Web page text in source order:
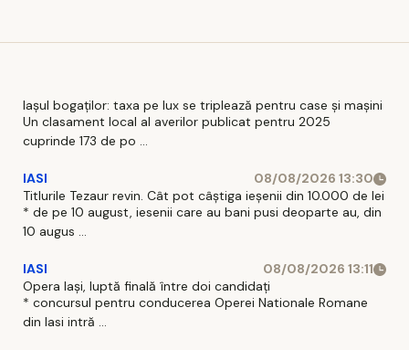
Iașul bogaților: taxa pe lux se triplează pentru case și mașini
Un clasament local al averilor publicat pentru 2025
cuprinde 173 de po ...
IASI
08/08/2026 13:30
Titlurile Tezaur revin. Cât pot câștiga ieșenii din 10.000 de lei
* de pe 10 august, iesenii care au bani pusi deoparte au, din
10 augus ...
IASI
08/08/2026 13:11
Opera Iași, luptă finală între doi candidați
* concursul pentru conducerea Operei Nationale Romane
din Iasi intră ...